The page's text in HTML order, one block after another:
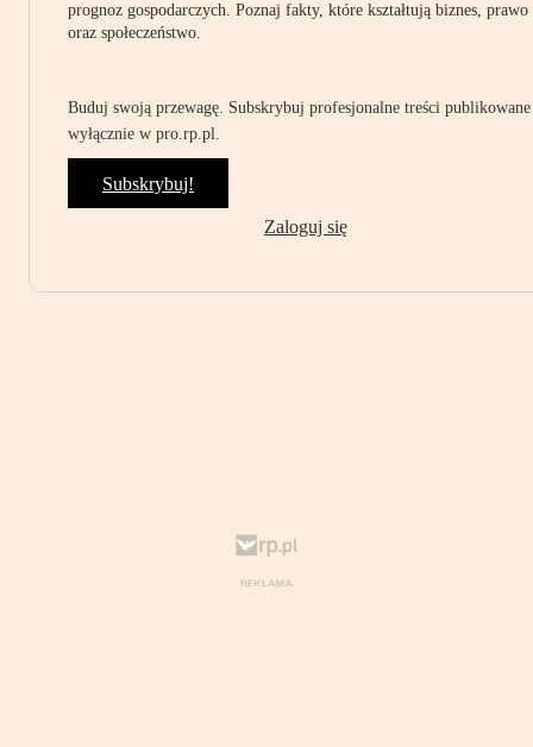
prognoz gospodarczych. Poznaj fakty, które kształtują biznes, prawo
oraz społeczeństwo.
Buduj swoją przewagę. Subskrybuj profesjonalne treści publikowane
wyłącznie w pro.rp.pl.
Subskrybuj!
Zaloguj się